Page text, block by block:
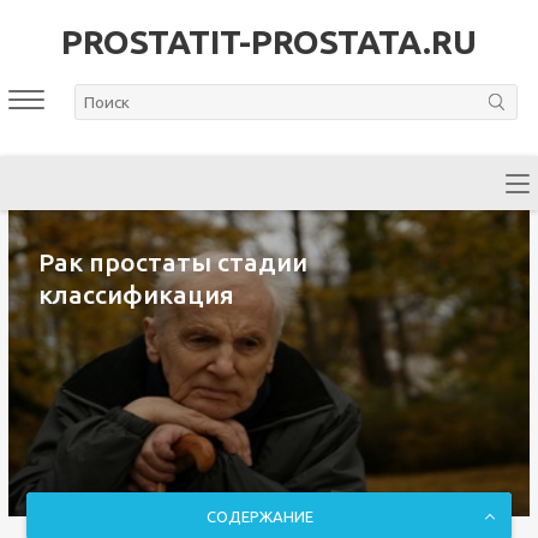
PROSTATIT-PROSTATA.RU
Рак простаты стадии
классификация
СОДЕРЖАНИЕ